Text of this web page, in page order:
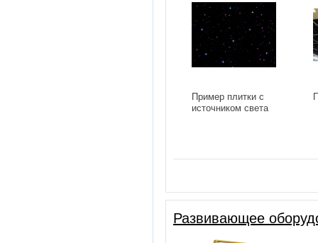
Пример плитки с
источником света
Развивающее